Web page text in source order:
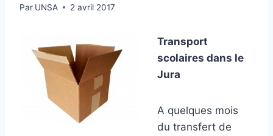
Par UNSA 2 avril 2017
Transport
scolaires dans le
Jura
A quelques mois
du transfert de